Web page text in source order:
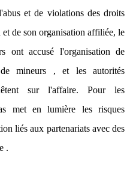
et de violations des droits
de son organisation affiliée, le
ont accusé l'organisation de
mineurs , et les autorités
sur l'affaire. Pour les
met en lumière les risques
liés aux partenariats avec des
.